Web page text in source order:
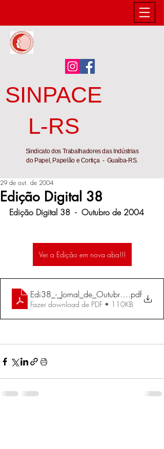
SINPACE
L-RS
Sindicato dos Trabalhadores das Indústrias
do Papel, Papelão e Cortiça - Guaíba-RS.
Edição Digital 38
29 de out. de 2004
Edição Digital 38  -  Outubro de 2004
Ver a Edição em nova aba!!!
Edi38_-_Jornal_de_Outubro_de_2004
.pdf
Fazer download de PDF • 110KB